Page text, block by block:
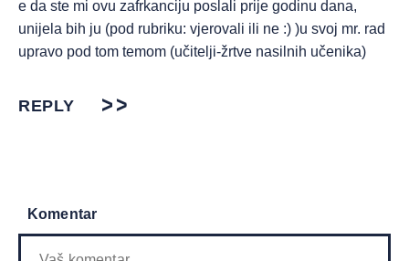
e da ste mi ovu zafrkanciju poslali prije godinu dana,
unijela bih ju (pod rubriku: vjerovali ili ne :) )u svoj mr. rad
upravo pod tom temom (učitelji-žrtve nasilnih učenika)
REPLY
Komentar